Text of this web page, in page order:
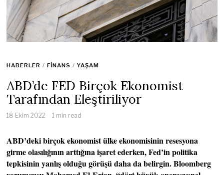
HABERLER / FINANS / YAŞAM
ABD’de FED Birçok Ekonomist
Tarafından Eleştiriliyor
18 Ekim 2022 1 min read
ABD’deki birçok ekonomist ülke ekonomisinin resesyona
girme olasılığının arttığına işaret ederken, Fed’in politika
tepkisinin yanlış olduğu görüşü daha da belirgin. Bloomberg